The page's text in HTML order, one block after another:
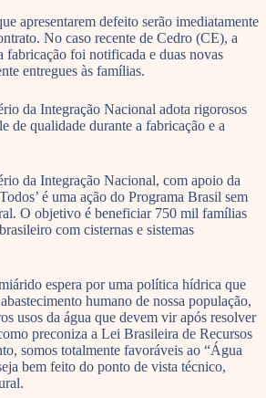
apresentarem defeito serão imediatamente
No caso recente de Cedro (CE), a
fabricação foi notificada e duas novas
entregues às famílias.
da Integração Nacional adota rigorosos
de qualidade durante a fabricação e a
da Integração Nacional, com apoio da
é uma ação do Programa Brasil sem
O objetivo é beneficiar 750 mil famílias
com cisternas e sistemas
espera por uma política hídrica que
humano de nossa população,
usos da água que devem vir após resolver
preconiza a Lei Brasileira de Recursos
somos totalmente favoráveis ao “Água
bem feito do ponto de vista técnico,